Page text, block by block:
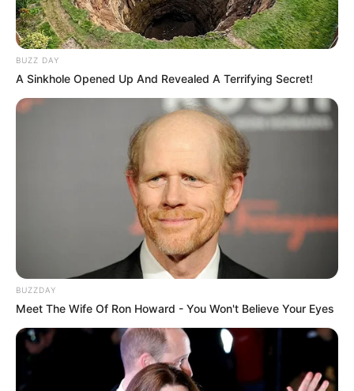
BUZZ DAY
A Sinkhole Opened Up And Revealed A Terrifying Secret!
BUZZDAY
Meet The Wife Of Ron Howard - You Won't Believe Your Eyes